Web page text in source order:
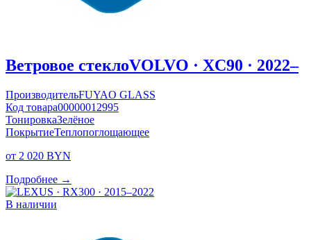
Ветровое стеклоVOLVO · XC90 · 2022–
ПроизводительFUYAO GLASS
Код товара00000012995
ТонировкаЗелёное
ПокрытиеТеплопоглощающее
от 2 020 BYN
Подробнее →
В наличии